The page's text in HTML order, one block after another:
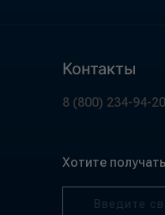
Контакты
8 (800) 234-94-20
Хотите